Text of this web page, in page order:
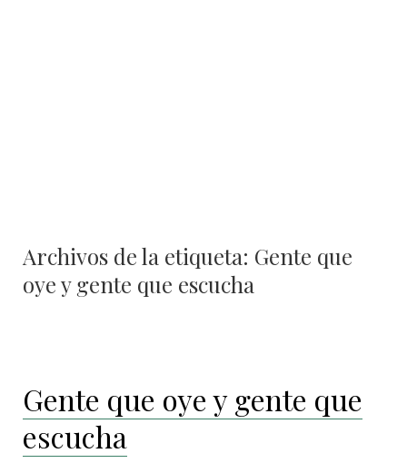
Archivos de la etiqueta: Gente que
oye y gente que escucha
Gente que oye y gente que
escucha